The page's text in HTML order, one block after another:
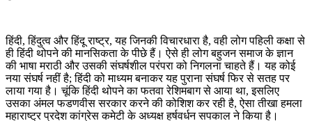
हिंदी, हिंदुत्व और हिंदू राष्ट्र, यह जिनकी विचारधारा है, वही लोग पहिली कक्षा से
ही हिंदी थोपने की मानसिकता के पीछे हैं। ऐसे ही लोग बहुजन समाज के ज्ञान
की भाषा मराठी और उसकी संघर्षशील परंपरा को निगलना चाहते हैं। यह कोई
नया संघर्ष नहीं है; हिंदी को माध्यम बनाकर यह पुराना संघर्ष फिर से सतह पर
लाया गया है। चूंकि हिंदी थोपने का फतवा रेशिमबाग से आया था, इसलिए
उसका अंमल फडणवीस सरकार करने की कोशिश कर रही है, ऐसा तीखा हमला
महाराष्ट्र प्रदेश कांग्रेस कमेटी के अध्यक्ष हर्षवर्धन सपकाल ने किया है।